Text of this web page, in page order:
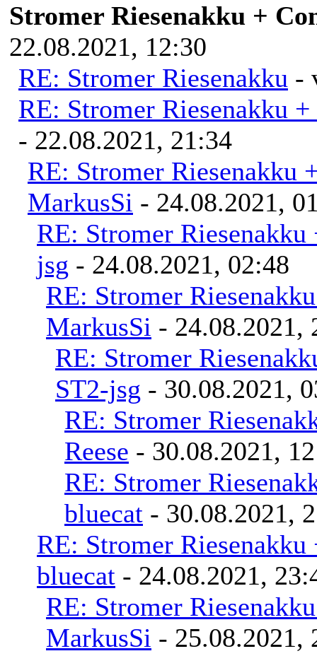
Stromer Riesenakku +
22.08.2021, 12:30
RE: Stromer Riesenakku -
RE: Stromer Riesenakku
- 22.08.2021, 21:34
RE: Stromer Riesenakku
MarkusSi - 24.08.2021,
RE: Stromer
jsg - 24.08.2021, 02:48
RE: Stromer
MarkusSi - 24.08.2021,
RE: Stromer
ST2-jsg - 30.08.2021,
RE: Stromer
Reese - 30.08.2021,
RE: Stromer
bluecat - 30.08.2021,
RE: Stromer
bluecat - 24.08.2021,
RE: Stromer
MarkusSi - 25.08.2021,